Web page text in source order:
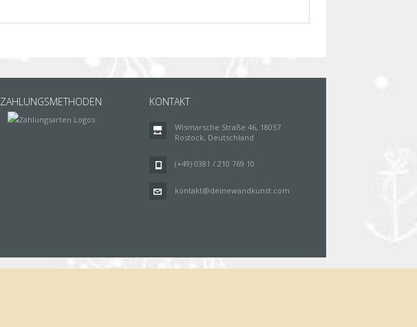
ZAHLUNGSMETHODEN KONTAKT
Wismarsche Straße 46, 18057
Rostock, Deutschland
(+49) 0381 / 210 769 10
kontakt@deinewandkunst.com